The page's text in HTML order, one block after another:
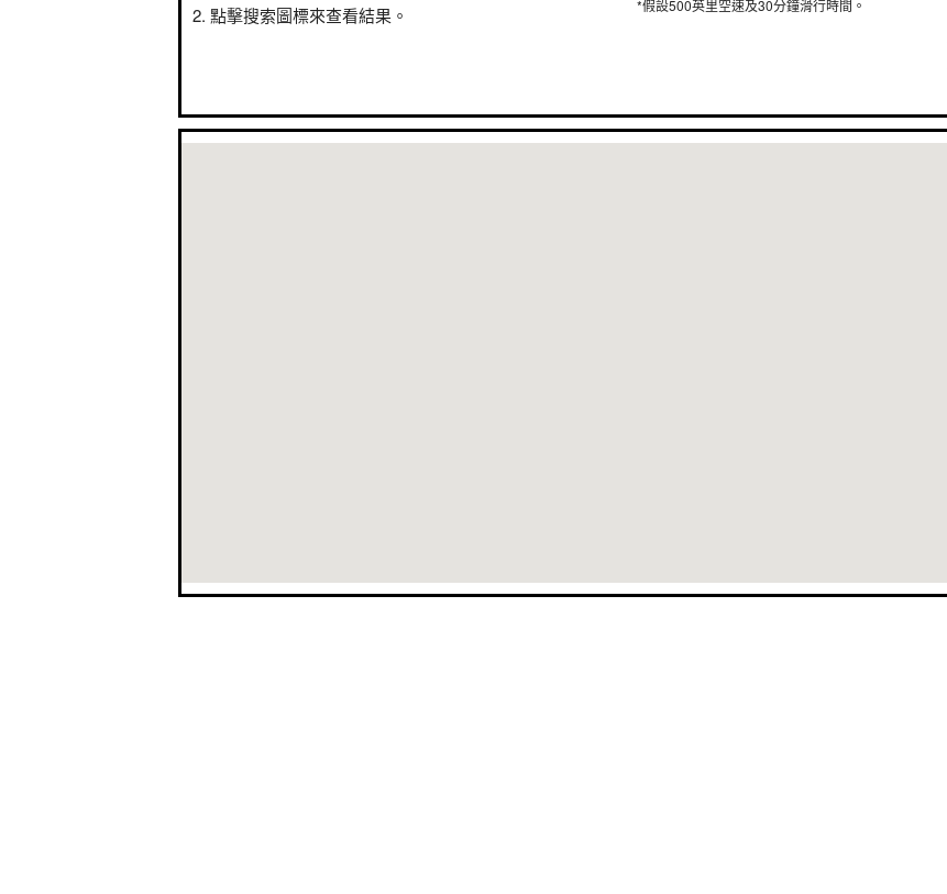
點擊搜索圖標來查看結果。
*假設500英里空速及30分鐘滑行時間。